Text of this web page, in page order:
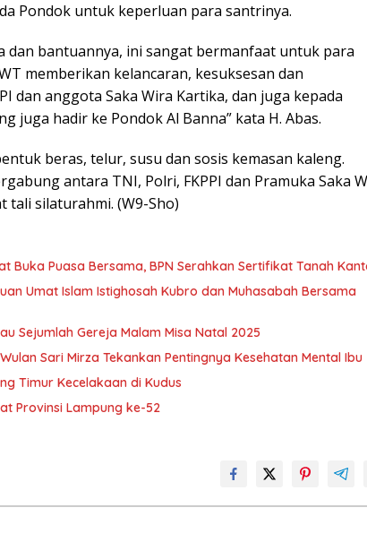
Pondok untuk keperluan para santrinya.
dan bantuannya, ini sangat bermanfaat untuk para
memberikan kelancaran, kesuksesan dan
dan anggota Saka Wira Kartika, dan juga kepada
juga hadir ke Pondok Al Banna” kata H. Abas.
beras, telur, susu dan sosis kemasan kaleng.
antara TNI, Polri, FKPPI dan Pramuka Saka
tali silaturahmi. (W9-Sho)
Buka Puasa Bersama, BPN Serahkan Sertifikat Tanah
Umat Islam Istighosah Kubro dan Muhasabah Bersama
Sejumlah Gereja Malam Misa Natal 2025
Sari Mirza Tekankan Pentingnya Kesehatan Mental Ibu
Timur Kecelakaan di Kudus
Provinsi Lampung ke-52